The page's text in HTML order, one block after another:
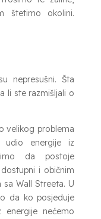
štetimo okolini.
nepresušni. Šta
li ste razmišljali o
velikog problema
udio energije iz
da postoje
i običnim
Wall Streeta. U
da ko posjeduje
nećemo